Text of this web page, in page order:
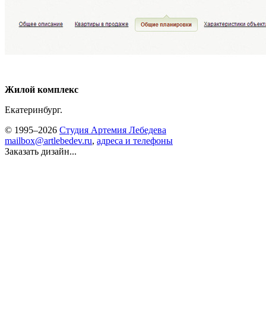
Жилой комплекс
Екатеринбург.
© 1995–2026 Студия Артемия Лебедева
mailbox@artlebedev.ru, адреса и телефоны
Заказать дизайн...